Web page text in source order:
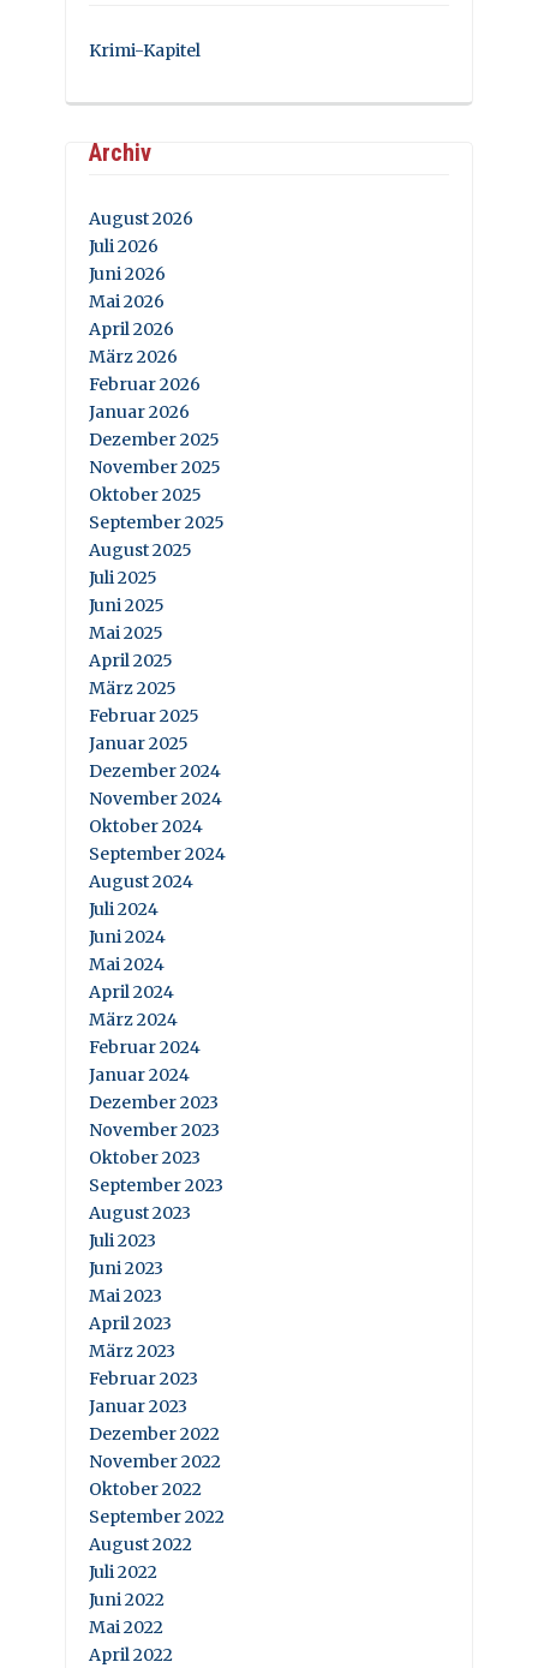
Krimi-Kapitel
Archiv
August 2026
Juli 2026
Juni 2026
Mai 2026
April 2026
März 2026
Februar 2026
Januar 2026
Dezember 2025
November 2025
Oktober 2025
September 2025
August 2025
Juli 2025
Juni 2025
Mai 2025
April 2025
März 2025
Februar 2025
Januar 2025
Dezember 2024
November 2024
Oktober 2024
September 2024
August 2024
Juli 2024
Juni 2024
Mai 2024
April 2024
März 2024
Februar 2024
Januar 2024
Dezember 2023
November 2023
Oktober 2023
September 2023
August 2023
Juli 2023
Juni 2023
Mai 2023
April 2023
März 2023
Februar 2023
Januar 2023
Dezember 2022
November 2022
Oktober 2022
September 2022
August 2022
Juli 2022
Juni 2022
Mai 2022
April 2022